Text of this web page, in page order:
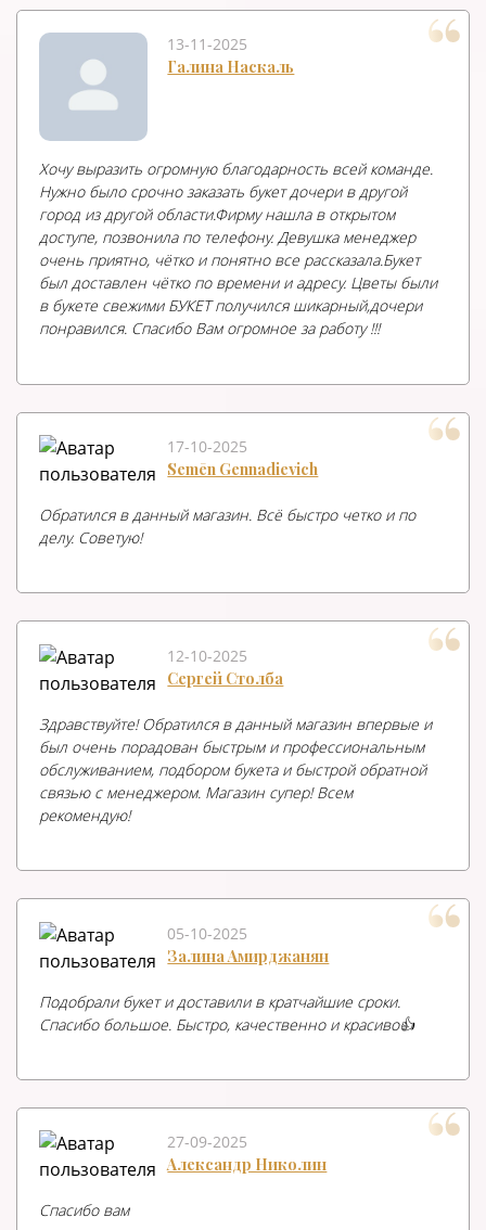
13-11-2025
Галина Наскаль
Хочу выразить огромную благодарность всей команде.
Нужно было срочно заказать букет дочери в другой
город из другой области.Фирму нашла в открытом
доступе, позвонила по телефону. Девушка менеджер
очень приятно, чётко и понятно все рассказала.Букет
был доставлен чётко по времени и адресу. Цветы были
в букете свежими БУКЕТ получился шикарный,дочери
понравился. Спасибо Вам огромное за работу !!!
17-10-2025
Semēn Gennadievich
Обратился в данный магазин. Всё быстро четко и по
делу. Советую!
12-10-2025
Сергей Столба
Здравствуйте! Обратился в данный магазин впервые и
был очень порадован быстрым и профессиональным
обслуживанием, подбором букета и быстрой обратной
связью с менеджером. Магазин супер! Всем
рекомендую!
05-10-2025
Залина Амирджанян
Подобрали букет и доставили в кратчайшие сроки.
Спасибо большое. Быстро, качественно и красиво👍
27-09-2025
Александр Николин
Спасибо вам